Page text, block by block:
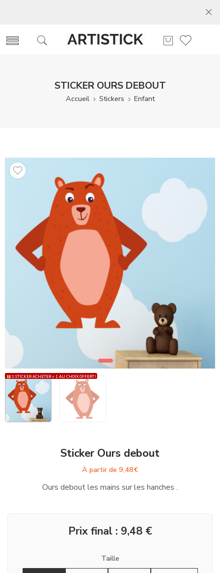
STICKER OURS DEBOUT
Accueil Stickers Enfant
1 STICKER ACHETER = 1 AU CHOIX OFFERT !
Sticker Ours debout
À partir de 9,48€
Ours debout les mains sur les hanches .
Prix final : 9,48€
Taille